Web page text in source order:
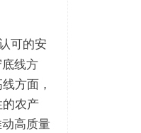
可的安
线方
方面，
农产
高质量